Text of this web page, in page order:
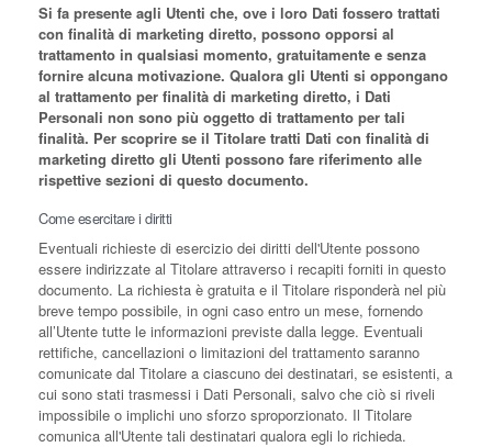
Si fa presente agli Utenti che, ove i loro Dati fossero trattati
con finalità di marketing diretto, possono opporsi al
trattamento in qualsiasi momento, gratuitamente e senza
fornire alcuna motivazione. Qualora gli Utenti si oppongano
al trattamento per finalità di marketing diretto, i Dati
Personali non sono più oggetto di trattamento per tali
finalità. Per scoprire se il Titolare tratti Dati con finalità di
marketing diretto gli Utenti possono fare riferimento alle
rispettive sezioni di questo documento.
Come esercitare i diritti
Eventuali richieste di esercizio dei diritti dell'Utente possono
essere indirizzate al Titolare attraverso i recapiti forniti in questo
documento. La richiesta è gratuita e il Titolare risponderà nel più
breve tempo possibile, in ogni caso entro un mese, fornendo
all’Utente tutte le informazioni previste dalla legge. Eventuali
rettifiche, cancellazioni o limitazioni del trattamento saranno
comunicate dal Titolare a ciascuno dei destinatari, se esistenti, a
cui sono stati trasmessi i Dati Personali, salvo che ciò si riveli
impossibile o implichi uno sforzo sproporzionato. Il Titolare
comunica all'Utente tali destinatari qualora egli lo richieda.